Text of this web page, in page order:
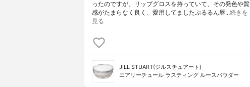
ったのですが、リップグロスを持っていて、その発色や質
感がたまらなく良く、愛用してましたぷるるん唇…続きを
見る
JILL STUART(ジルスチュアート)
エアリーチュール ラスティング ルースパウダー